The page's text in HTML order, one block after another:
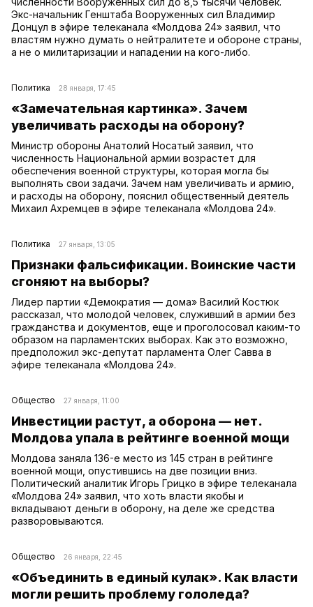
Экс-начальник Генштаба Вооруженных сил Владимир
Донцул в эфире телеканала «Молдова 24» заявил, что
властям нужно думать о нейтралитете и обороне страны,
а не о милитаризации и нападении на кого-либо.
Политика 28 января, 17:45
«Замечательная картинка». Зачем
увеличивать расходы на оборону?
Министр обороны Анатолий Носатый заявил, что
численность Национальной армии возрастет для
обеспечения военной структуры, которая могла бы
выполнять свои задачи. Зачем нам увеличивать и армию,
и расходы на оборону, пояснил общественный деятель
Михаил Ахремцев в эфире телеканала «Молдова 24».
Политика 27 января, 13:05
Признаки фальсификации. Воинские части
сгоняют на выборы?
Лидер партии «Демократия — дома» Василий Костюк
рассказал, что молодой человек, служивший в армии без
гражданства и документов, еще и проголосовал каким-то
образом на парламентских выборах. Как это возможно,
предположил экс-депутат парламента Олег Савва в
эфире телеканала «Молдова 24».
Общество 27 января, 11:00
Инвестиции растут, а оборона — нет.
Молдова упала в рейтинге военной мощи
Молдова заняла 136-е место из 145 стран в рейтинге
военной мощи, опустившись на две позиции вниз.
Политический аналитик Игорь Грицко в эфире телеканала
«Молдова 24» заявил, что хоть власти якобы и
вкладывают деньги в оборону, на деле же средства
разворовываются.
Общество 26 января, 22:45
«Объединить в единый кулак». Как власти
могли решить проблему гололеда?